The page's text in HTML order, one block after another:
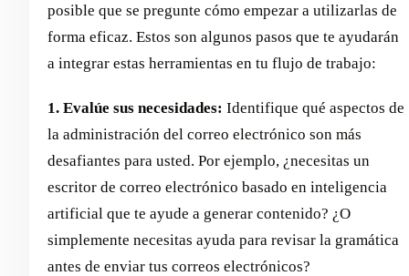
posible que se pregunte cómo empezar a utilizarlas de
forma eficaz. Estos son algunos pasos que te ayudarán
a integrar estas herramientas en tu flujo de trabajo:
1. Evalúe sus necesidades: Identifique qué aspectos de
la administración del correo electrónico son más
desafiantes para usted. Por ejemplo, ¿necesitas un
escritor de correo electrónico basado en inteligencia
artificial que te ayude a generar contenido? ¿O
simplemente necesitas ayuda para revisar la gramática
antes de enviar tus correos electrónicos?